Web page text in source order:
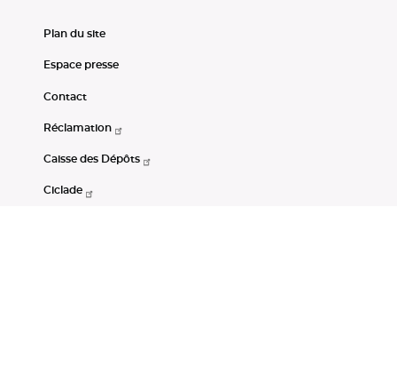
Plan du site
Espace presse
Contact
Réclamation
Caisse des Dépôts
Ciclade